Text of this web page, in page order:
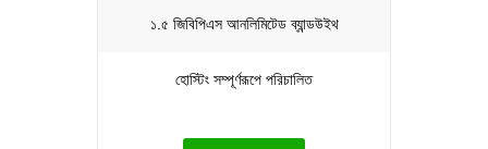
১.৫ জিবিপিএস আনলিমিটেড ব্যান্ডউইথ
হোস্টিং সম্পূর্ণরূপে পরিচালিত